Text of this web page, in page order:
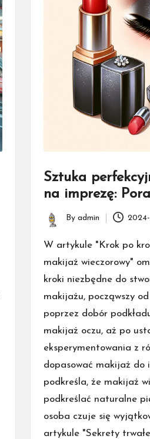
Sztuka
na imprezę:
Posted
by
By admin
W artykule "Krok po
makijaż wieczorowy"
kroki niezbędne do
makijażu, począwszy
poprzez dobór
makijaż oczu, aż po
eksperymentowania z
dopasować makijaż do
podkreśla, że makijaż
podkreślać naturalne
osoba czuje się
artykule "Sekrety